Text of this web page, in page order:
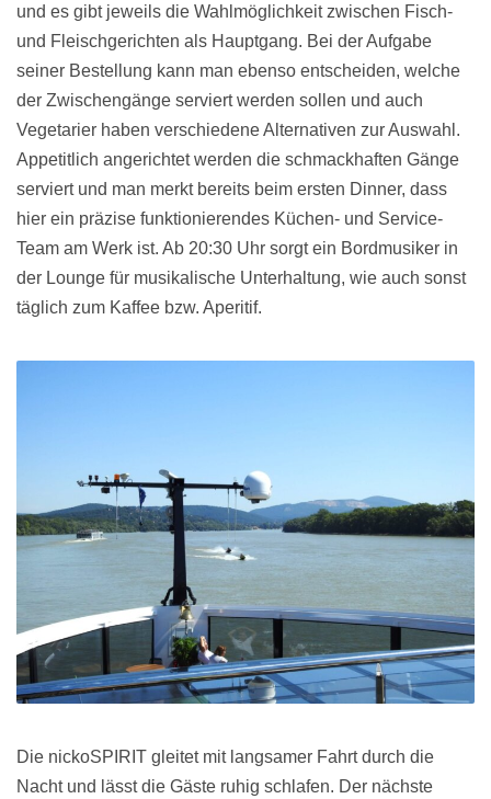
und es gibt jeweils die Wahlmöglichkeit zwischen Fisch-
und Fleischgerichten als Hauptgang. Bei der Aufgabe
seiner Bestellung kann man ebenso entscheiden, welche
der Zwischengänge serviert werden sollen und auch
Vegetarier haben verschiedene Alternativen zur Auswahl.
Appetitlich angerichtet werden die schmackhaften Gänge
serviert und man merkt bereits beim ersten Dinner, dass
hier ein präzise funktionierendes Küchen- und Service-
Team am Werk ist. Ab 20:30 Uhr sorgt ein Bordmusiker in
der Lounge für musikalische Unterhaltung, wie auch sonst
täglich zum Kaffee bzw. Aperitif.
Die nickoSPIRIT gleitet mit langsamer Fahrt durch die
Nacht und lässt die Gäste ruhig schlafen. Der nächste